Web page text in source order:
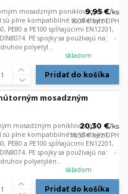
mosadzným poniklovaným
sú plne kompatibilné so všetkými
PE80 a PE100 spĺňajúcimi EN12201,
DIN8074. PE spojky sa používajú na: -
polyetyl...
9,95 €/ks
8,09 €bez DPH
skladom
Pridať do košíka
mosadzným
mosadzným poniklovaným
sú plne kompatibilné so všetkými
PE80 a PE100 spĺňajúcimi EN12201,
DIN8074. PE spojky sa používajú na: -
polyetylén...
20,30 €/ks
16,50 €bez DPH
skladom
Pridať do košíka